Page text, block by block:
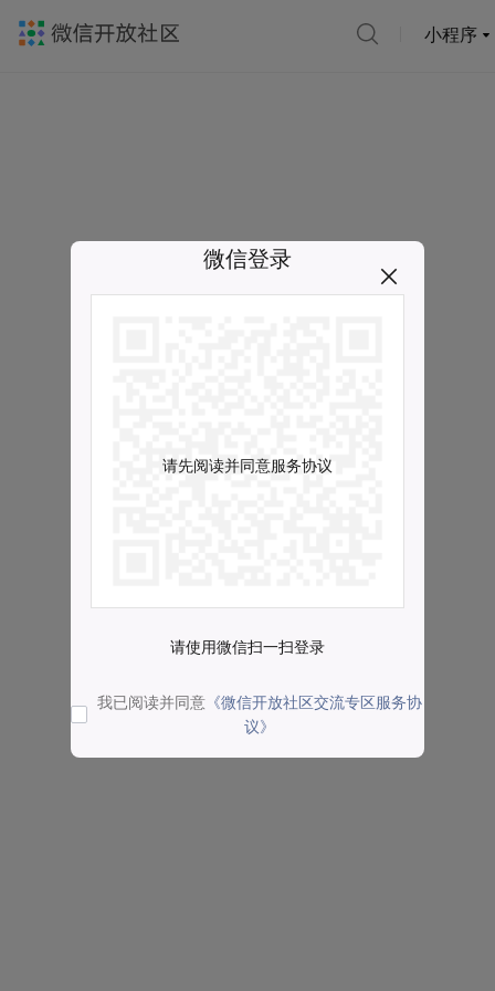
小程序
微信登录
请先阅读并同意服务协议
请使用微信扫一扫登录
我已阅读并同意 《微信开放社区交流专区服务协
议》